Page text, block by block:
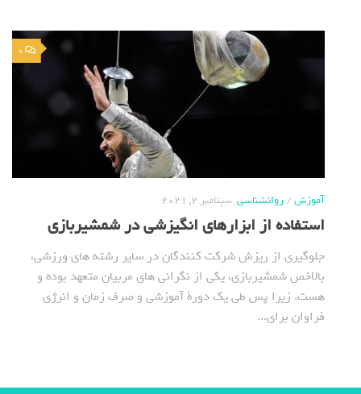
0
آموزش/روانشناسی سپتامبر 2, 2021
استفاده از ابزارهای انگیزشی در شمشیربازی
جلوگیری از ریزش شرکت کنندگان در سایر رشته های ورزشی،
بالاخص شمشیربازی، یکی از نگرانی های مربیان متعهد بوده و
هست. زیرا پس طی یک دورة آموزشی و صرف زمان و انرژی
فراوان برای...